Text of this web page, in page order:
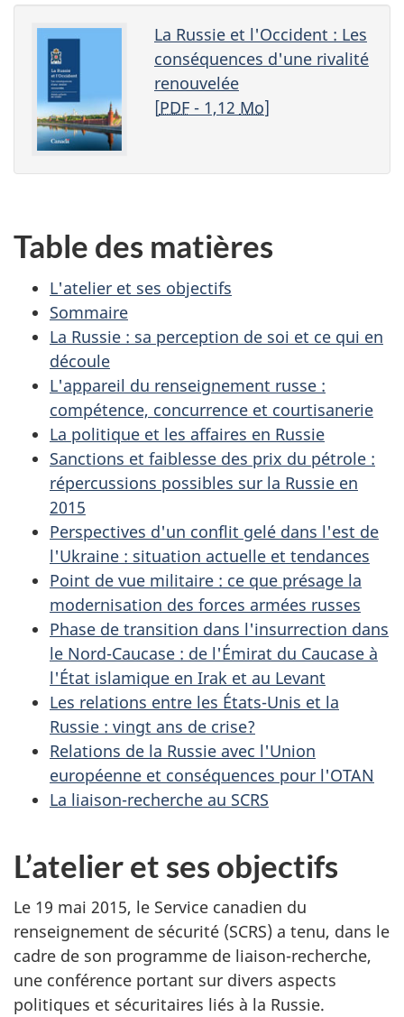
La Russie et l'Occident : Les
conséquences d'une rivalité
renouvelée
[PDF- 1,12 Mo]
Table des matières
L'atelier et ses objectifs
Sommaire
La Russie : sa perception de soi et ce qui en
découle
L'appareil du renseignement russe :
compétence, concurrence et courtisanerie
La politique et les affaires en Russie
Sanctions et faiblesse des prix du pétrole :
répercussions possibles sur la Russie en
2015
Perspectives d'un conflit gelé dans l'est de
l'Ukraine : situation actuelle et tendances
Point de vue militaire : ce que présage la
modernisation des forces armées russes
Phase de transition dans l'insurrection dans
le Nord-Caucase : de l'Émirat du Caucase à
l'État islamique en Irak et au Levant
Les relations entre les États-Unis et la
Russie : vingt ans de crise?
Relations de la Russie avec l'Union
européenne et conséquences pour l'OTAN
La liaison-recherche au SCRS
L’atelier et ses objectifs
Le 19 mai 2015, le Service canadien du
renseignement de sécurité (SCRS) a tenu, dans le
cadre de son programme de liaison-recherche,
une conférence portant sur divers aspects
politiques et sécuritaires liés à la Russie.